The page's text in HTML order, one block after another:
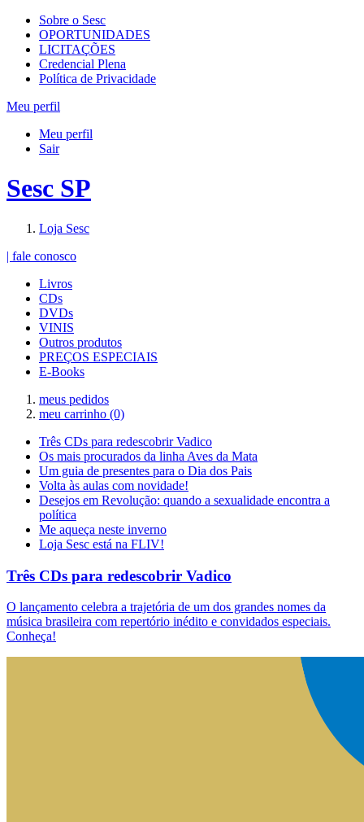
Sobre o Sesc
OPORTUNIDADES
LICITAÇÕES
Credencial Plena
Política de Privacidade
Meu perfil
Meu perfil
Sair
Sesc SP
Loja Sesc
| fale conosco
Livros
CDs
DVDs
VINIS
Outros produtos
PREÇOS ESPECIAIS
E-Books
meus pedidos
meu carrinho (0)
Três CDs para redescobrir Vadico
Os mais procurados da linha Aves da Mata
Um guia de presentes para o Dia dos Pais
Volta às aulas com novidade!
Desejos em Revolução: quando a sexualidade encontra a
política
Me aqueça neste inverno
Loja Sesc está na FLIV!
Três CDs para redescobrir Vadico
O lançamento celebra a trajetória de um dos grandes nomes da
música brasileira com repertório inédito e convidados especiais.
Conheça!